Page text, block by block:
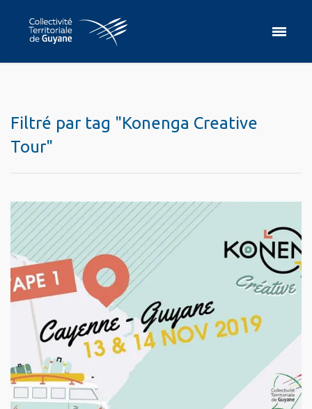
Filtré par tag "Konenga Creative
Tour"